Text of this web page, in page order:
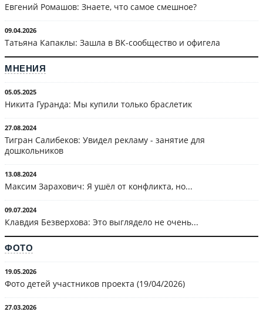
Евгений Ромашов: Знаете, что самое смешное?
09.04.2026
Татьяна Капаклы: Зашла в ВК-сообщество и офигела
МНЕНИЯ
05.05.2025
Никита Гуранда: Мы купили только браслетик
27.08.2024
Тигран Салибеков: Увидел рекламу - занятие для
дошкольников
13.08.2024
Максим Зарахович: Я ушёл от конфликта, но...
09.07.2024
Клавдия Безверхова: Это выглядело не очень...
ФОТО
19.05.2026
Фото детей участников проекта (19/04/2026)
27.03.2026